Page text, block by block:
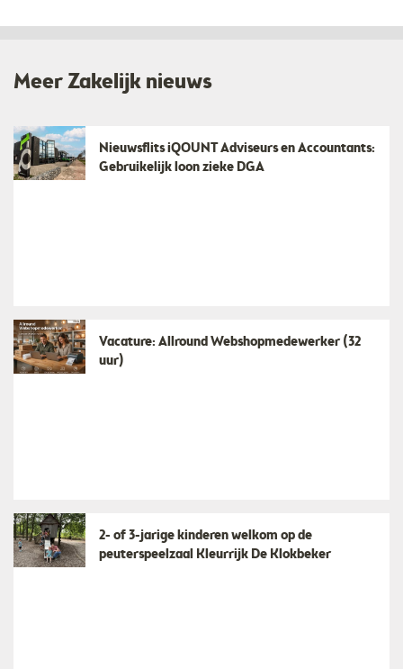
Meer Zakelijk nieuws
Nieuwsflits iQOUNT Adviseurs en Accountants:
Gebruikelijk loon zieke DGA
Vacature: Allround Webshopmedewerker (32
uur)
2- of 3-jarige kinderen welkom op de
peuterspeelzaal Kleurrijk De Klokbeker